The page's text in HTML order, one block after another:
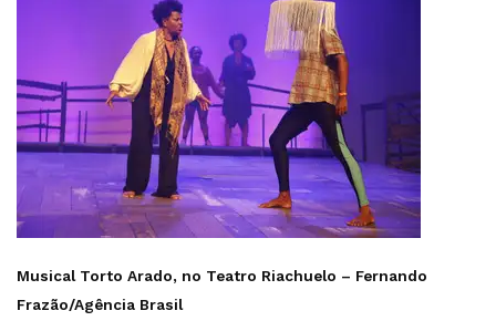
Musical Torto Arado, no Teatro Riachuelo – Fernando
Frazão/Agência Brasil